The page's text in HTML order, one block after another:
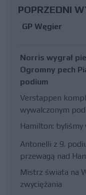
POPRZEDNI
GP Węgier
Norris wygrał
Ogromny pech
podium
Verstappen
wywalczonym
Hamilton:
Antonelli z 9.
przewagą nad
Mistrz świata na
zwyciężania